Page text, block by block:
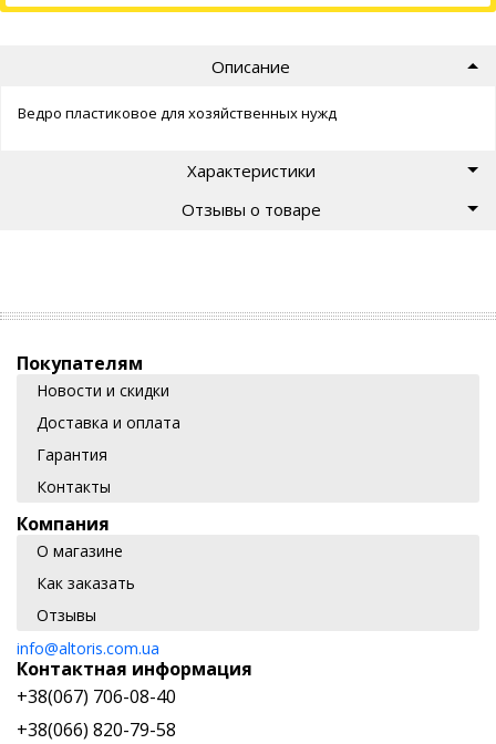
Описание
Ведро пластиковое для хозяйственных нужд
Характеристики
Отзывы о товаре
Покупателям
Новости и скидки
Доставка и оплата
Гарантия
Контакты
Компания
О магазине
Как заказать
Отзывы
info@altoris.com.ua
Контактная информация
+38(067) 706-08-40
+38(066) 820-79-58